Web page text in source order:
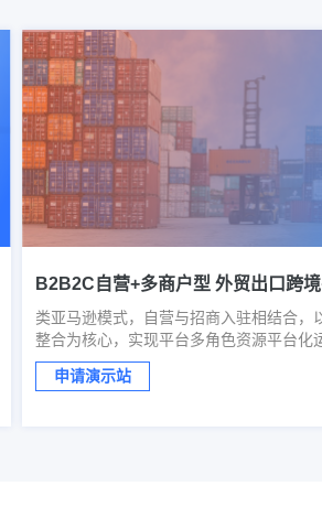
B2B2C自营+多商户型 外贸出口跨
类亚马逊模式，自营与招商入驻相结合，
整合为核心，实现平台多角色资源平台化
申请演示站